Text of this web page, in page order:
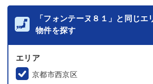
「フォンテーヌ８１」と同じエ
物件を探す
エリア
京都市西京区